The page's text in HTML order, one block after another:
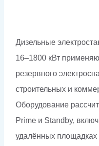
Дизельные
16–1800 кВт
резервного
строительных и
Оборудование
Prime и Standby,
удалённых